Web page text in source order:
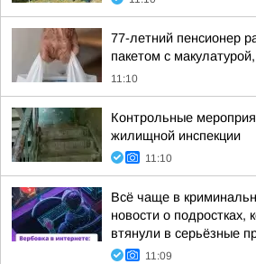
77-летний пенсионер
пакетом с
11:10
Контрольные
жилищной инспекции
11:10
Всё чаще в
новости о подростках,
втянули в серьёзные
11:09